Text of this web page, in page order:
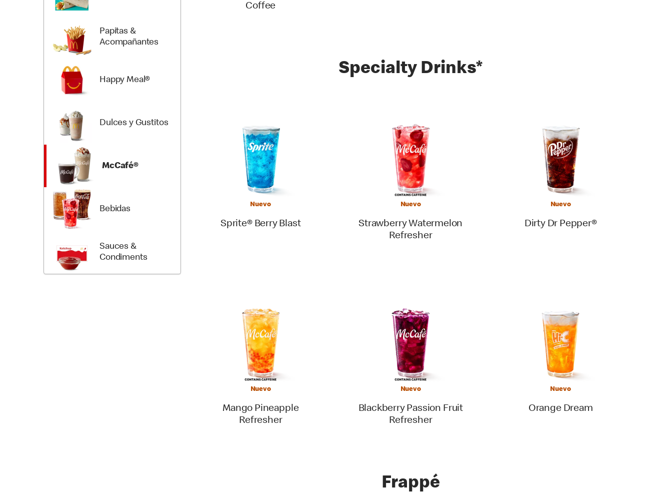
Papitas &
Acompañantes
Happy Meal®
Dulces y Gustitos
McCafé®
Bebidas
Sauces &
Condiments
Coffee
Specialty Drinks*
Nuevo
Sprite® Berry Blast
Nuevo
Strawberry Watermelon
Refresher
Nuevo
Dirty Dr Pepper®
Nuevo
Mango Pineapple
Refresher
Nuevo
Blackberry Passion Fruit
Refresher
Nuevo
Orange Dream
Frappé